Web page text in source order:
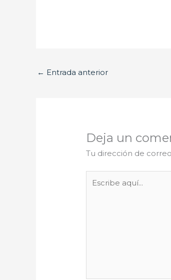
← Entrada anterior
Deja un
Tu dirección de
aquí...